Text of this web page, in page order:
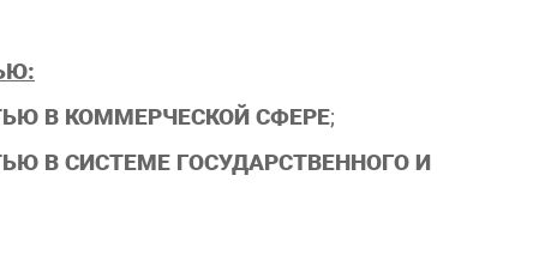
В КОММЕРЧЕСКОЙ СФЕРЕ;
В СИСТЕМЕ ГОСУДАРСТВЕННОГО И